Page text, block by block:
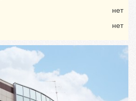
нет
нет